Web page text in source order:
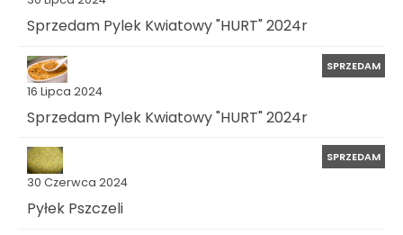
Sprzedam Pylek Kwiatowy "HURT" 2024r
16 Lipca 2024
SPRZEDAM
Sprzedam Pylek Kwiatowy "HURT" 2024r
30 Czerwca 2024
SPRZEDAM
Pyłek Pszczeli